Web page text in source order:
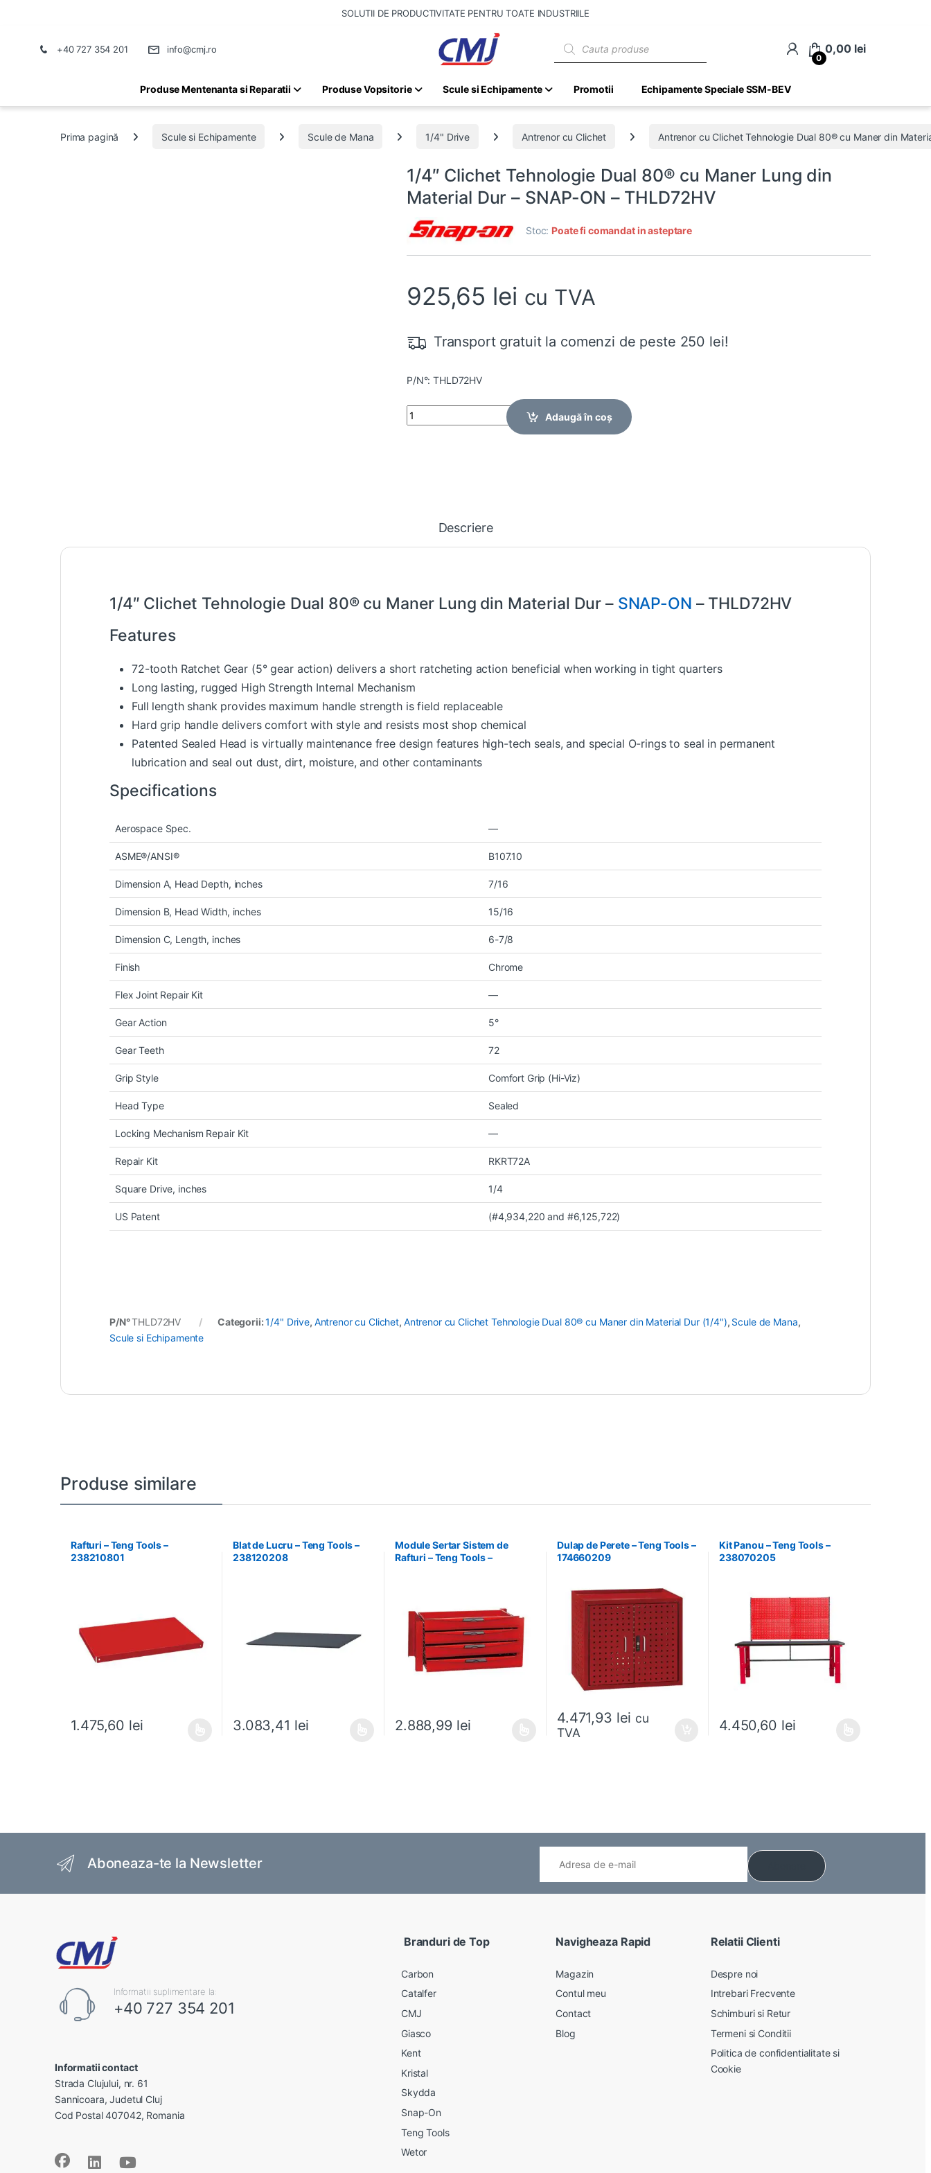
SOLUTII DE PRODUCTIVITATE PENTRU TOATE INDUSTRIILE
+40 727 354 201 info@cmj.ro
0
0,00 lei
Produse Mentenanta si Reparatii Produse Vopsitorie Scule si Echipamente Promotii Echipamente Speciale SSM-BEV
Prima pagină Scule si Echipamente Scule de Mana 1/4" Drive Antrenor cu Clichet Antrenor cu Clichet Tehnologie Dual 80® cu Maner din
1/4″ Clichet Tehnologie Dual 80® cu Maner Lung din
Material Dur – SNAP-ON – THLD72HV
Stoc: Poate fi comandat in asteptare
925,65 lei cu TVA
Transport gratuit la comenzi de peste 250 lei!
P/N°: THLD72HV
Quantity
Adaugă în coș
Descriere
1/4″ Clichet Tehnologie Dual 80® cu Maner Lung din Material Dur – SNAP-ON – THLD72HV
Features
72-tooth Ratchet Gear (5° gear action) delivers a short ratcheting action beneficial when working in tight quarters
Long lasting, rugged High Strength Internal Mechanism
Full length shank provides maximum handle strength is field replaceable
Hard grip handle delivers comfort with style and resists most shop chemical
Patented Sealed Head is virtually maintenance free design features high-tech seals, and special O-rings to seal in permanent
lubrication and seal out dust, dirt, moisture, and other contaminants
Specifications
Aerospace Spec. —
ASME®/ANSI® B107.10
Dimension A, Head Depth, inches 7/16
Dimension B, Head Width, inches 15/16
Dimension C, Length, inches 6-7/8
Finish Chrome
Flex Joint Repair Kit —
Gear Action 5°
Gear Teeth 72
Grip Style Comfort Grip (Hi-Viz)
Head Type Sealed
Locking Mechanism Repair Kit —
Repair Kit RKRT72A
Square Drive, inches 1/4
US Patent (#4,934,220 and #6,125,722)
P/N°THLD72HV Categorii:1/4" Drive, Antrenor cu Clichet, Antrenor cu Clichet Tehnologie Dual 80® cu Maner din Material Dur (1/4"), Scule de Mana,
Scule si Echipamente
Produse similare
Rafturi – Teng Tools –
238210801
1.475,60 lei
Blat de Lucru – Teng Tools –
238120208
3.083,41 lei
Acest produs are mai multe variații. Opțiunile pot fi alese în pagina produsului.
Module Sertar Sistem de
Rafturi – Teng Tools –
2.888,99 lei
Acest produs are mai multe variații. Opțiunile pot fi alese în pagina produsului.
Dulap de Perete – Teng Tools –
174660209
4.471,93 lei cu
TVA
Kit Panou – Teng Tools –
238070205
4.450,60 lei
Aboneaza-te la Newsletter
Informatii suplimentare la:
+40 727 354 201
Informatii contact
Strada Clujului, nr. 61
Sannicoara, Judetul Cluj
Cod Postal 407042, Romania
Branduri de Top
Carbon
Catalfer
CMJ
Giasco
Kent
Kristal
Skydda
Snap-On
Teng Tools
Wetor
Navigheaza Rapid
Magazin
Contul meu
Contact
Blog
Relatii Clienti
Despre noi
Intrebari Frecvente
Schimburi si Retur
Termeni si Conditii
Politica de confidentialitate si
Cookie